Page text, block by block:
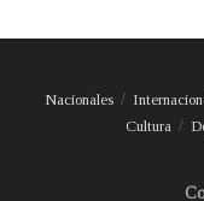
Nacionales
Cultura